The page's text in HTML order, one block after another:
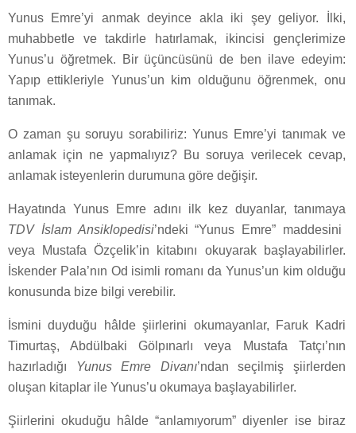
Yunus Emre’yi anmak deyince akla iki şey geliyor. İlki,
muhabbetle ve takdirle hatırlamak, ikincisi gençlerimize
Yunus’u öğretmek. Bir üçüncüsünü de ben ilave edeyim:
Yapıp ettikleriyle Yunus’un kim olduğunu öğrenmek, onu
tanımak.
O zaman şu soruyu sorabiliriz: Yunus Emre’yi tanımak ve
anlamak için ne yapmalıyız? Bu soruya verilecek cevap,
anlamak isteyenlerin durumuna göre değişir.
Hayatında Yunus Emre adını ilk kez duyanlar, tanımaya
TDV İslam Ansiklopedisi’ndeki “Yunus Emre” maddesini
veya Mustafa Özçelik’in kitabını okuyarak başlayabilirler.
İskender Pala’nın Od isimli romanı da Yunus’un kim olduğu
konusunda bize bilgi verebilir.
İsmini duyduğu hâlde şiirlerini okumayanlar, Faruk Kadri
Timurtaş, Abdülbaki Gölpınarlı veya Mustafa Tatçı’nın
hazırladığı
Yunus Emre Divanı’ndan seçilmiş şiirlerden
oluşan kitaplar ile Yunus’u okumaya başlayabilirler.
Şiirlerini okuduğu hâlde “anlamıyorum” diyenler ise biraz